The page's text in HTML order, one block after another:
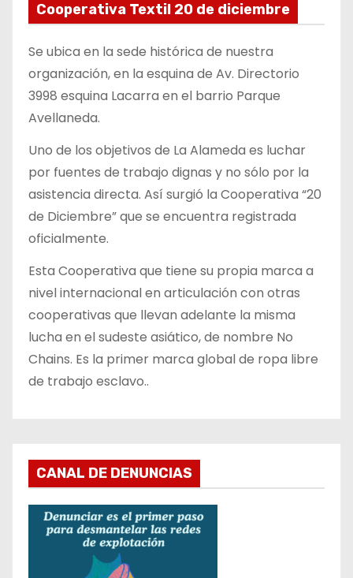
Cooperativa Textil 20 de diciembre
Se ubica en la sede histórica de nuestra
organización, en la esquina de Av. Directorio
3998 esquina Lacarra en el barrio Parque
Avellaneda.
Uno de los objetivos de La Alameda es luchar
por fuentes de trabajo dignas y no sólo por la
asistencia directa. Así surgió la Cooperativa “20
de Diciembre” que se encuentra registrada
oficialmente.
Esta Cooperativa que tiene su propia marca a
nivel internacional en articulación con otras
cooperativas que llevan adelante la misma
lucha en el sudeste asiático, de nombre No
Chains. Es la primer marca global de ropa libre
de trabajo esclavo..
CANAL DE DENUNCIAS